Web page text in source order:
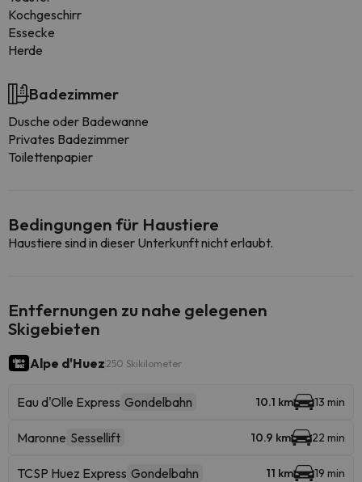
Kochgeschirr
Essecke
Herde
Badezimmer
Dusche oder Badewanne
Privates Badezimmer
Toilettenpapier
Bedingungen für Haustiere
Haustiere sind in dieser Unterkunft nicht erlaubt.
Entfernungen zu nahe gelegenen
Skigebieten
Alpe d'Huez 250 Skikilometer
Eau d'Olle Express Gondelbahn 10.1 km 13 min
Maronne Sessellift 10.9 km 22 min
TCSP Huez Express Gondelbahn 11 km 19 min